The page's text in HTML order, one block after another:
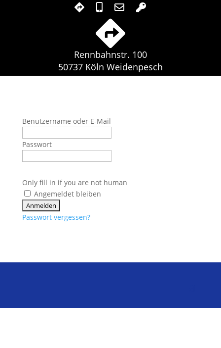
Rennbahnstr. 100
50737 Köln Weidenpesch
Benutzername oder E-Mail
Passwort
Only fill in if you are not human
Angemeldet bleiben
Passwort vergessen?